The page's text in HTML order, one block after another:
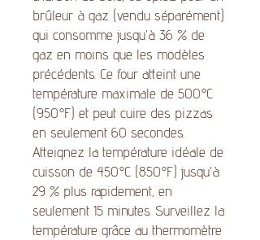
brûleur à gaz (vendu séparément)
qui consomme jusqu'à 36 % de
gaz en moins que les modèles
précédents. Ce four atteint une
température maximale de 500°C
(950°F) et peut cuire des pizzas
en seulement 60 secondes.
Atteignez la température idéale de
cuisson de 450°C (850°F) jusqu'à
29 % plus rapidement, en
seulement 15 minutes. Surveillez la
température grâce au thermomètre